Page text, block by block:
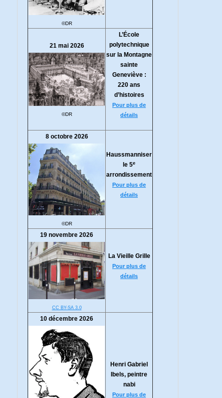
©DR
21 mai 2026
©DR
L’École
polytechnique
sur la Montagne
sainte
Geneviève :
220 ans
d’histoires
Pour plus de
détails
8 octobre 2026
©DR
Haussmanniser
le 5e
arrondissement
Pour plus de
détails
19 novembre 2026
CC BY-SA 3.0
La Vieille Grille
Pour plus de
détails
10 décembre 2026
Henri Gabriel
Ibels, peintre
nabi
Pour plus de